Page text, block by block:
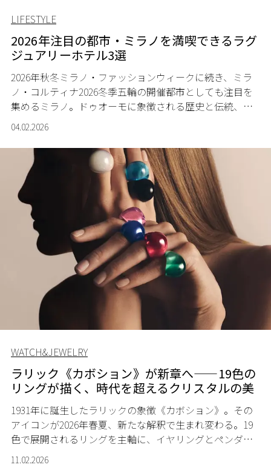
LIFESTYLE
2026年注目の都市・ミラノを満喫できるラグ
ジュアリーホテル3選
2026年秋冬ミラノ・ファッションウィークに続き、ミラ
ノ・コルティナ2026冬季五輪の開催都市としても注目を
集めるミラノ。ドゥオーモに象徴される歴史と伝統、洗
練されたファッションとデザイン、さらに今年はスポー
ツという新たな魅力が加わったこの街を存分に味わうた
めのハイエンドホテルを厳選。
04.02.2026
WATCH&JEWELRY
ラリック《カボション》が新章へ——19色の
リングが描く、時代を超えるクリスタルの美
1931年に誕生したラリックの象徴《カボション》。その
アイコンが2026年春夏、新たな解釈で生まれ変わる。19
色で展開されるリングを主軸に、イヤリングとペンダン
トを加えたコレクションが登場。丸みを帯びたクリスタ
ルが、指先から静かな存在感を放つ。
11.02.2026